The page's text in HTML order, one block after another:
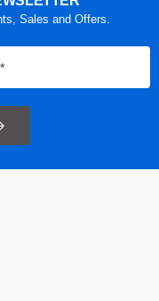
Sales and Offers.